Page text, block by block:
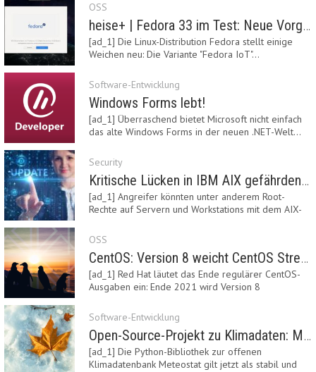
OSS
heise+ | Fedora 33 im Test: Neue Vorgaben mit Btrfs, Systemd-Resolved und zRAM
[ad_1] Die Linux-Distribution Fedora stellt einige
Weichen neu: Die Variante "Fedora IoT"…
Software-Entwicklung
Windows Forms lebt!
[ad_1] Überraschend bietet Microsoft nicht einfach
das alte Windows Forms in der neuen .NET-Welt…
Security
Kritische Lücken in IBM AIX gefährden Server
[ad_1] Angreifer könnten unter anderem Root-
Rechte auf Servern und Workstations mit dem AIX-
OSS
CentOS: Version 8 weicht CentOS Stream
[ad_1] Red Hat läutet das Ende regulärer CentOS-
Ausgaben ein: Ende 2021 wird Version 8
Software-Entwicklung
Open-Source-Projekt zu Klimadaten: Meteostat Python Library 1.0 erschienen
[ad_1] Die Python-Bibliothek zur offenen
Klimadatenbank Meteostat gilt jetzt als stabil und